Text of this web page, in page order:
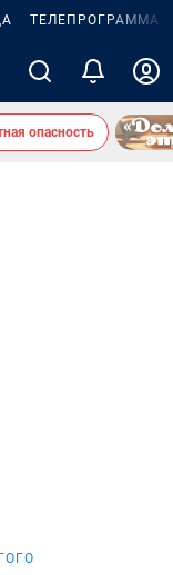
ТЕЛЕПРОГРАММА
опасность